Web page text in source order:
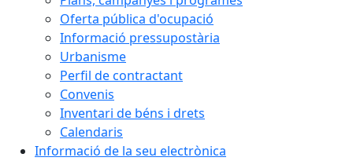
Oferta pública d'ocupació
Informació pressupostària
Urbanisme
Perfil de contractant
Convenis
Inventari de béns i drets
Calendaris
Informació de la seu electrònica